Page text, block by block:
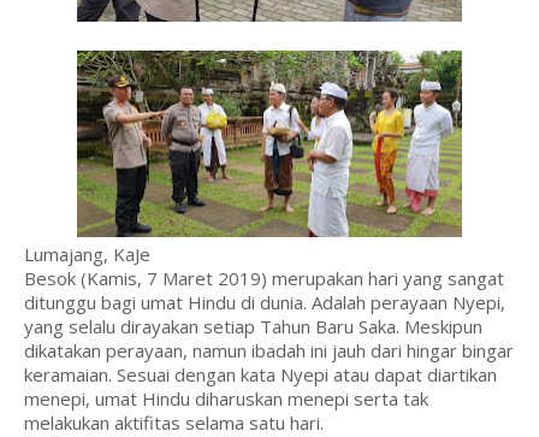
Lumajang, KaJe
Besok (Kamis, 7 Maret 2019) merupakan hari yang sangat
ditunggu bagi umat Hindu di dunia. Adalah perayaan Nyepi,
yang selalu dirayakan setiap Tahun Baru Saka. Meskipun
dikatakan perayaan, namun ibadah ini jauh dari hingar bingar
keramaian. Sesuai dengan kata Nyepi atau dapat diartikan
menepi, umat Hindu diharuskan menepi serta tak
melakukan aktifitas selama satu hari.